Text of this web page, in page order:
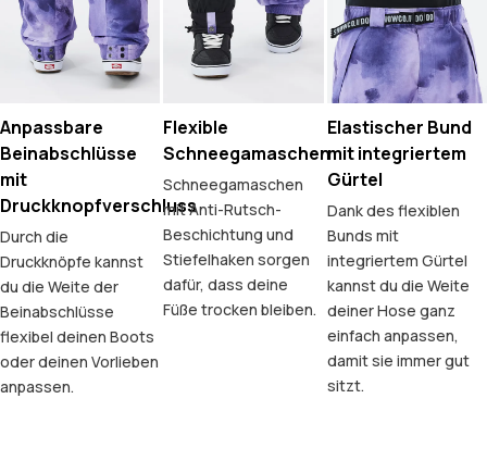
Anpassbare
Beinabschlüsse
mit
Druckknopfverschluss
Durch die
Druckknöpfe kannst
du die Weite der
Beinabschlüsse
flexibel deinen Boots
oder deinen Vorlieben
anpassen.
Flexible
Schneegamaschen
Schneegamaschen
mit Anti-Rutsch-
Beschichtung und
Stiefelhaken sorgen
dafür, dass deine
Füße trocken bleiben.
Elastischer Bund
mit integriertem
Gürtel
Dank des flexiblen
Bunds mit
integriertem Gürtel
kannst du die Weite
deiner Hose ganz
einfach anpassen,
damit sie immer gut
sitzt.